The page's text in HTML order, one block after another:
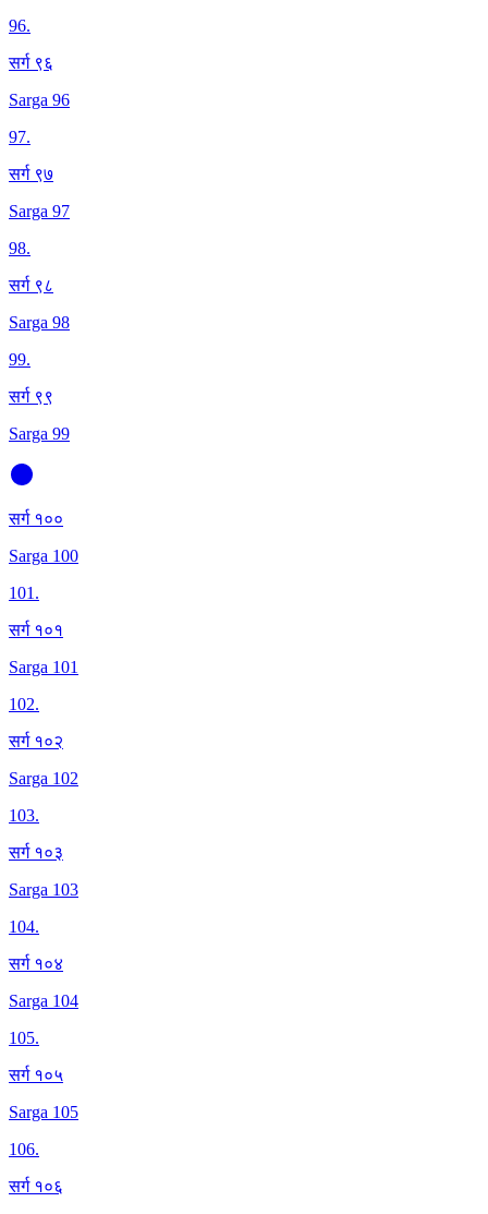
96.
सर्ग ९६
Sarga 96
97.
सर्ग ९७
Sarga 97
98.
सर्ग ९८
Sarga 98
99.
सर्ग ९९
Sarga 99
सर्ग १००
Sarga 100
101.
सर्ग १०१
Sarga 101
102.
सर्ग १०२
Sarga 102
103.
सर्ग १०३
Sarga 103
104.
सर्ग १०४
Sarga 104
105.
सर्ग १०५
Sarga 105
106.
सर्ग १०६